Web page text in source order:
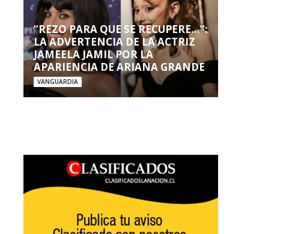
“REZO PARA QUE SE RECUPERE…”:
LA ADVERTENCIA DE LA ACTRIZ
JAMEELA JAMIL POR LA
APARIENCIA DE ARIANA GRANDE
VANGUARDIA